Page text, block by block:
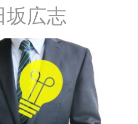
坂広志